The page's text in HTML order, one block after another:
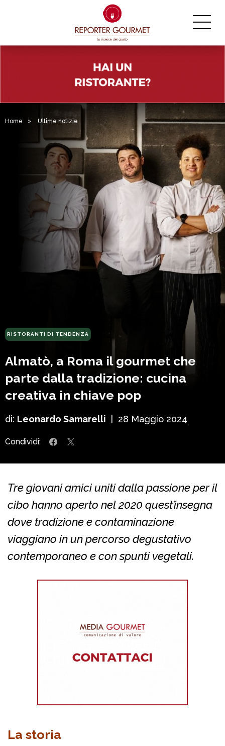
Home > Ultime notizie
RISTORANTI DI TENDENZA
Almatò, a Roma il gourmet che
parte dalla tradizione: cucina
creativa in chiave pop
di: Leonardo Samarelli 28 Maggio 2024
Condividi:
Tre giovani amici uniti dalla passione per il
cibo hanno aperto nel 2020 quest’insegna
dove tradizione e contaminazione
viaggiano in un percorso degustativo
contemporaneo e con spunti vegetali.
La storia